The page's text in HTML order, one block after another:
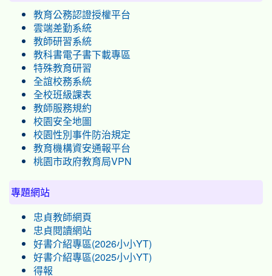
教育公務認證授權平台
雲端差勤系統
教師研習系統
教科書電子書下載專區
特殊教育研習
全誼校務系統
全校班級課表
教師服務規約
校園安全地圖
校園性別事件防治規定
教育機構資安通報平台
桃園市政府教育局VPN
專題網站
忠貞教師網頁
忠貞閱讀網站
好書介紹專區(2026小小YT)
好書介紹專區(2025小小YT)
得報